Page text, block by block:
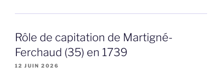
Rôle de capitation de Martigné-
Ferchaud (35) en 1739
12 JUIN 2026